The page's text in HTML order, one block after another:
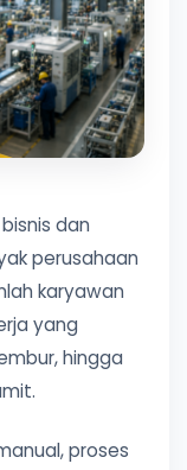
dan
perusahaan
karyawan
yang
hingga
proses